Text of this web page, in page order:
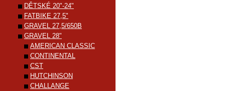
DĚTSKÉ 20"-24"
FATBIKE 27,5"
GRAVEL 27,5/650B
GRAVEL 28"
AMERICAN CLASSIC
CONTINENTAL
CST
HUTCHINSON
CHALLANGE